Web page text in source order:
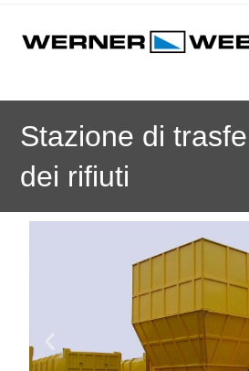
Stazione di
dei rifiuti